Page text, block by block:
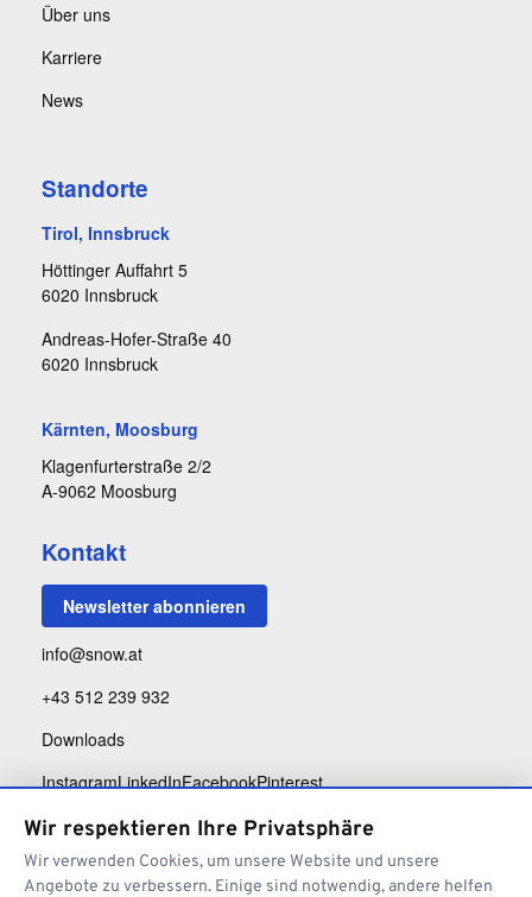
Wir respektieren Ihre Privatsphäre
Wir verwenden Cookies, um unsere Website und unsere
Angebote zu verbessern. Einige sind notwendig, andere helfen
Über uns
Karriere
News
Standorte
Tirol, Innsbruck
Höttinger Auffahrt 5
6020 Innsbruck
Andreas-Hofer-Straße 40
6020 Innsbruck
Kärnten, Moosburg
Klagenfurterstraße 2/2
A-9062 Moosburg
Kontakt
Newsletter abonnieren
info@snow.at
+43 512 239 932
Downloads
InstagramLinkedInFacebookPinterest